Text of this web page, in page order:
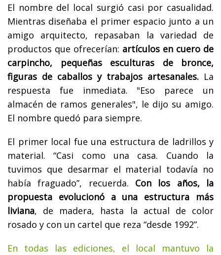
El nombre del local surgió casi por casualidad.
Mientras diseñaba el primer espacio junto a un
amigo arquitecto, repasaban la variedad de
productos que ofrecerían: artículos en cuero de
carpincho, pequeñas esculturas de bronce,
figuras de caballos y trabajos artesanales. La
respuesta fue inmediata. "Eso parece un
almacén de ramos generales", le dijo su amigo.
El nombre quedó para siempre.
El primer local fue una estructura de ladrillos y
material. “Casi como una casa. Cuando la
tuvimos que desarmar el material todavía no
había fraguado”, recuerda. Con los años, la
propuesta evolucionó a una estructura más
liviana, de madera, hasta la actual de color
rosado y con un cartel que reza “desde 1992”.
En todas las ediciones, el local mantuvo la